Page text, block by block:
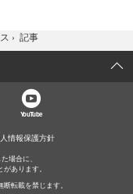
› 記事
YouTube
情報保護方針
場合に、
あります。
転載を禁じます。